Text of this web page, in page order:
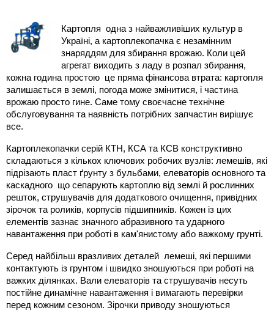
Картопля  одна з найважливіших культур в
Україні, а картоплекопачка є незамінним
знаряддям для збирання врожаю. Коли цей
агрегат виходить з ладу в розпал збирання,
кожна година простою  це пряма фінансова втрата: картопля
залишається в землі, погода може змінитися, і частина
врожаю просто гине. Саме тому своєчасне технічне
обслуговування та наявність потрібних запчастин вирішує
все.
Картоплекопачки серій КТН, КСА та КСВ конструктивно
складаються з кількох ключових робочих вузлів: лемешів, які
підрізають пласт ґрунту з бульбами, елеваторів основного та
каскадного  що сепарують картоплю від землі й рослинних
решток, струшувачів для додаткового очищення, привідних
зірочок та роликів, корпусів підшипників. Кожен із цих
елементів зазнає значного абразивного та ударного
навантаження при роботі в кам'янистому або важкому грунті.
Серед найбільш вразливих деталей  лемеші, які першими
контактують із грунтом і швидко зношуються при роботі на
важких ділянках. Вали елеваторів та струшувачів несуть
постійне динамічне навантаження і вимагають перевірки
перед кожним сезоном. Зірочки приводу зношуються